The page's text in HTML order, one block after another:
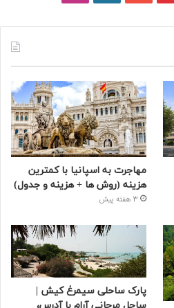
مهاجرت به اسپانیا با کمترین
هزینه (روش ها + هزینه و جدول)
3 هفته پیش
پارک ساحلی سیمرغ کیش |